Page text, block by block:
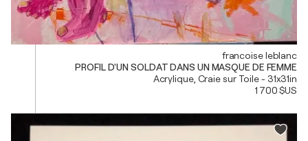
francoise leblanc
PROFIL D'UN SOLDAT DANS UN MASQUE DE FEMME
Acrylique, Craie sur Toile - 31x31in
1 700 $US